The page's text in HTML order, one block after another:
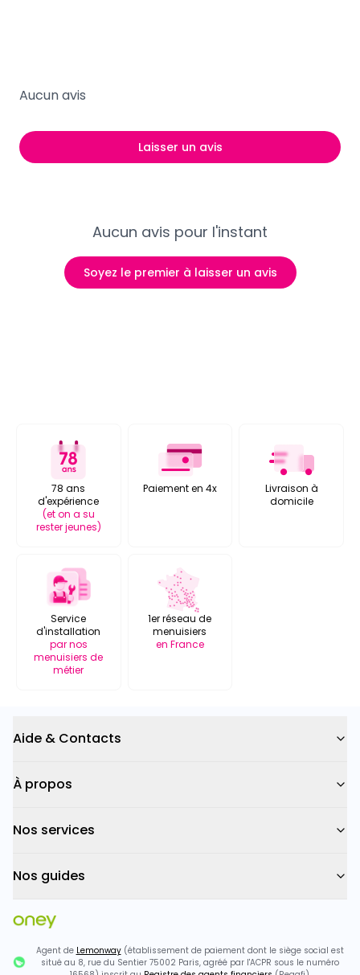
Aucun avis pour l'instant
Soyez le premier à laisser un avis
Aucun avis
Laisser un avis
78 ans
d'expérience
(et on a su
rester jeunes)
Paiement en 4x
Livraison à
domicile
Service
d'installation
par nos
menuisiers de
métier
1er réseau de
menuisiers
en France
Aide & Contacts
À propos
Nos services
Nos guides
Agent de Lemonway(établissement de paiement dont le siège social est
situé au 8, rue du Sentier 75002 Paris, agréé par l'ACPR sous le numéro